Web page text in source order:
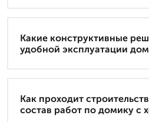
Какие конструктивные
удобной эксплуатации
Как проходит
состав работ по домику с